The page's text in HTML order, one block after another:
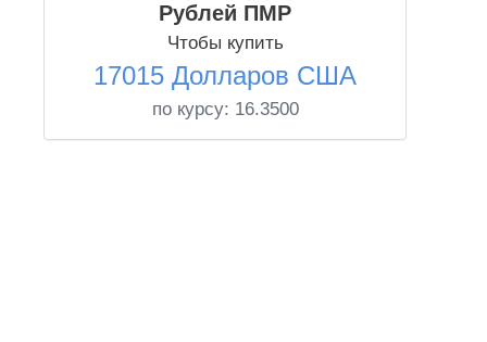
Рублей ПМР
Чтобы купить
17015 Долларов США
по курсу: 16.3500